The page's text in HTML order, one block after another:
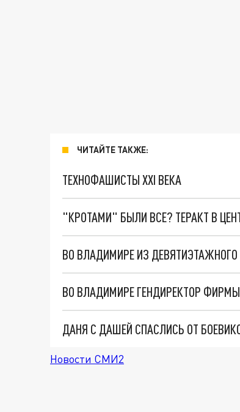
ЧИТАЙТЕ ТАКЖЕ:
ТЕХНОФАШИСТЫ XXI ВЕКА
"КРОТАМИ" БЫЛИ ВСЕ? ТЕРАКТ В
ДАНЯ С ДАШЕЙ СПАСЛИСЬ ОТ
Новости СМИ2